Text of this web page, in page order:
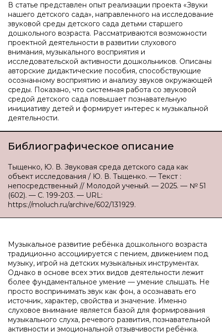
В статье представлен опыт реализации проекта «Звуки
нашего детского сада», направленного на исследование
звуковой среды детского сада детьми старшего
дошкольного возраста. Рассматриваются возможности
проектной деятельности в развитии слухового
внимания, музыкального восприятия и
исследовательской активности дошкольников. Описаны
авторские дидактические пособия, способствующие
осознанному восприятию и анализу звуков окружающей
среды. Показано, что системная работа со звуковой
средой детского сада повышает познавательную
инициативу детей и формирует интерес к музыкальной
деятельности.
Библиографическое описание
Тыщенко, Ю. В. Звуковая среда детского сада как
объект исследования / Ю. В. Тыщенко. — Текст :
непосредственный // Молодой ученый. — 2025. — № 51
(602). — С. 199-203. — URL:
https://moluch.ru/archive/602/131929.
Музыкальное развитие ребёнка дошкольного возраста
традиционно ассоциируется с пением, движением под
музыку, игрой на детских музыкальных инструментах.
Однако в основе всех этих видов деятельности лежит
более фундаментальное умение — умение слышать. Не
просто воспринимать звук как фон, а осознавать его
источник, характер, свойства и значение. Именно
слуховое внимание является базой для формирования
музыкального слуха, речевого развития, познавательной
активности и эмоциональной отзывчивости ребёнка.